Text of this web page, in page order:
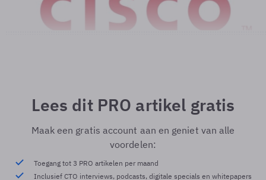
Lees dit PRO artikel gratis
Maak een gratis account aan en geniet van alle
voordelen:
Toegang tot 3 PRO artikelen per maand
Inclusief CTO interviews, podcasts, digitale specials en whitepapers